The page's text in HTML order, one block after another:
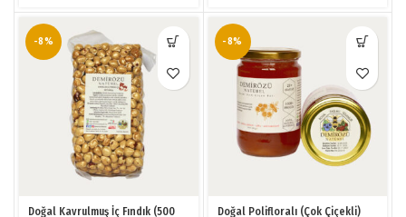
₺920,00.
₺943,00.
-8%
Doğal Kavrulmuş İç Fındık (500
-8%
Doğal Polifloralı (Çok Çiçekli)